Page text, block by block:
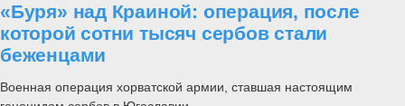
«Буря» над Краиной: операция, после
которой сотни тысяч сербов стали
беженцами
Военная операция хорватской армии, ставшая настоящим